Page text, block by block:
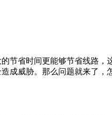
节省时间更能够节省线路，
成威胁。那么问题就来了，